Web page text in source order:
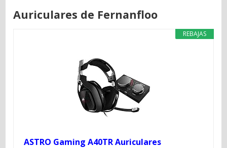
Auriculares de Fernanfloo
REBAJAS
ASTRO Gaming A40TR Auriculares